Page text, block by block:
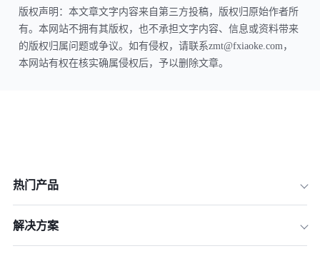
版权声明：本文章文字内容来自第三方投稿，版权归原始作者所
有。本网站不拥有其版权，也不承担文字内容、信息或资料带来
的版权归属问题或争议。如有侵权，请联系zmt@fxiaoke.com，
本网站有权在核实确属侵权后，予以删除文章。
热门产品
解决方案